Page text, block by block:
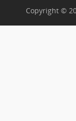
Copyright ©